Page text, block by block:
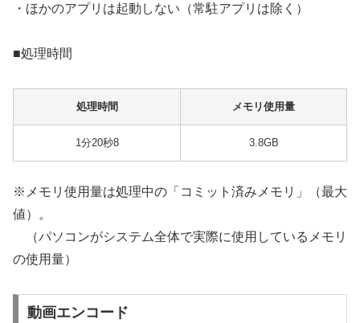
・ほかのアプリは起動しない（常駐アプリは除く）
■処理時間
処理時間 メモリ使用量
1分20秒8 3.8GB
※メモリ使用量は処理中の「コミット済みメモリ」（最大
値）。
（パソコンがシステム全体で実際に使用しているメモリ
の使用量）
動画エンコード